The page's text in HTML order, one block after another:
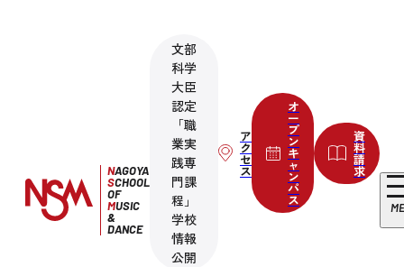
NAGOYA
SCHOOL
OF
MUSIC
&
DANCE
文部
科学
大臣
認定
「職
業実
践専
門課
程」
学校
情報
公開
ア
ク
セ
ス
オ
ー
プ
ン
キ
ャ
ン
パ
ス
資
料
請
求